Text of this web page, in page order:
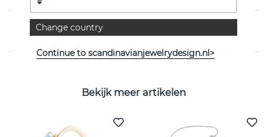
EIGENSCHAPPEN
Bekijk meer artikelen
Change country
Continue to scandinavianjewelrydesign.nl>